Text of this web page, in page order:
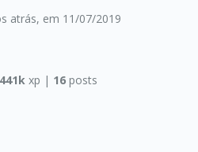
atrás, em 11/07/2019
441k xp | 16posts